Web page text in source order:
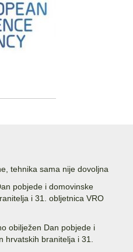
tehnika sama nije dovoljna
pobjede i domovinske
i 31. obljetnica VRO
obilježen Dan pobjede i
hrvatskih branitelja i 31.